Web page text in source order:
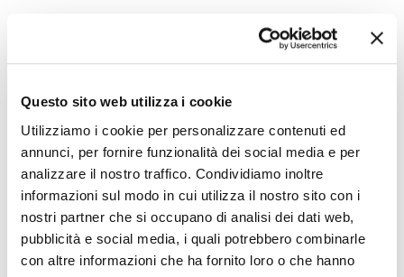
Questo sito web utilizza i cookie
Utilizziamo i cookie per personalizzare contenuti ed
annunci, per fornire funzionalità dei social media e per
analizzare il nostro traffico. Condividiamo inoltre
informazioni sul modo in cui utilizza il nostro sito con i
nostri partner che si occupano di analisi dei dati web,
pubblicità e social media, i quali potrebbero combinarle
con altre informazioni che ha fornito loro o che hanno